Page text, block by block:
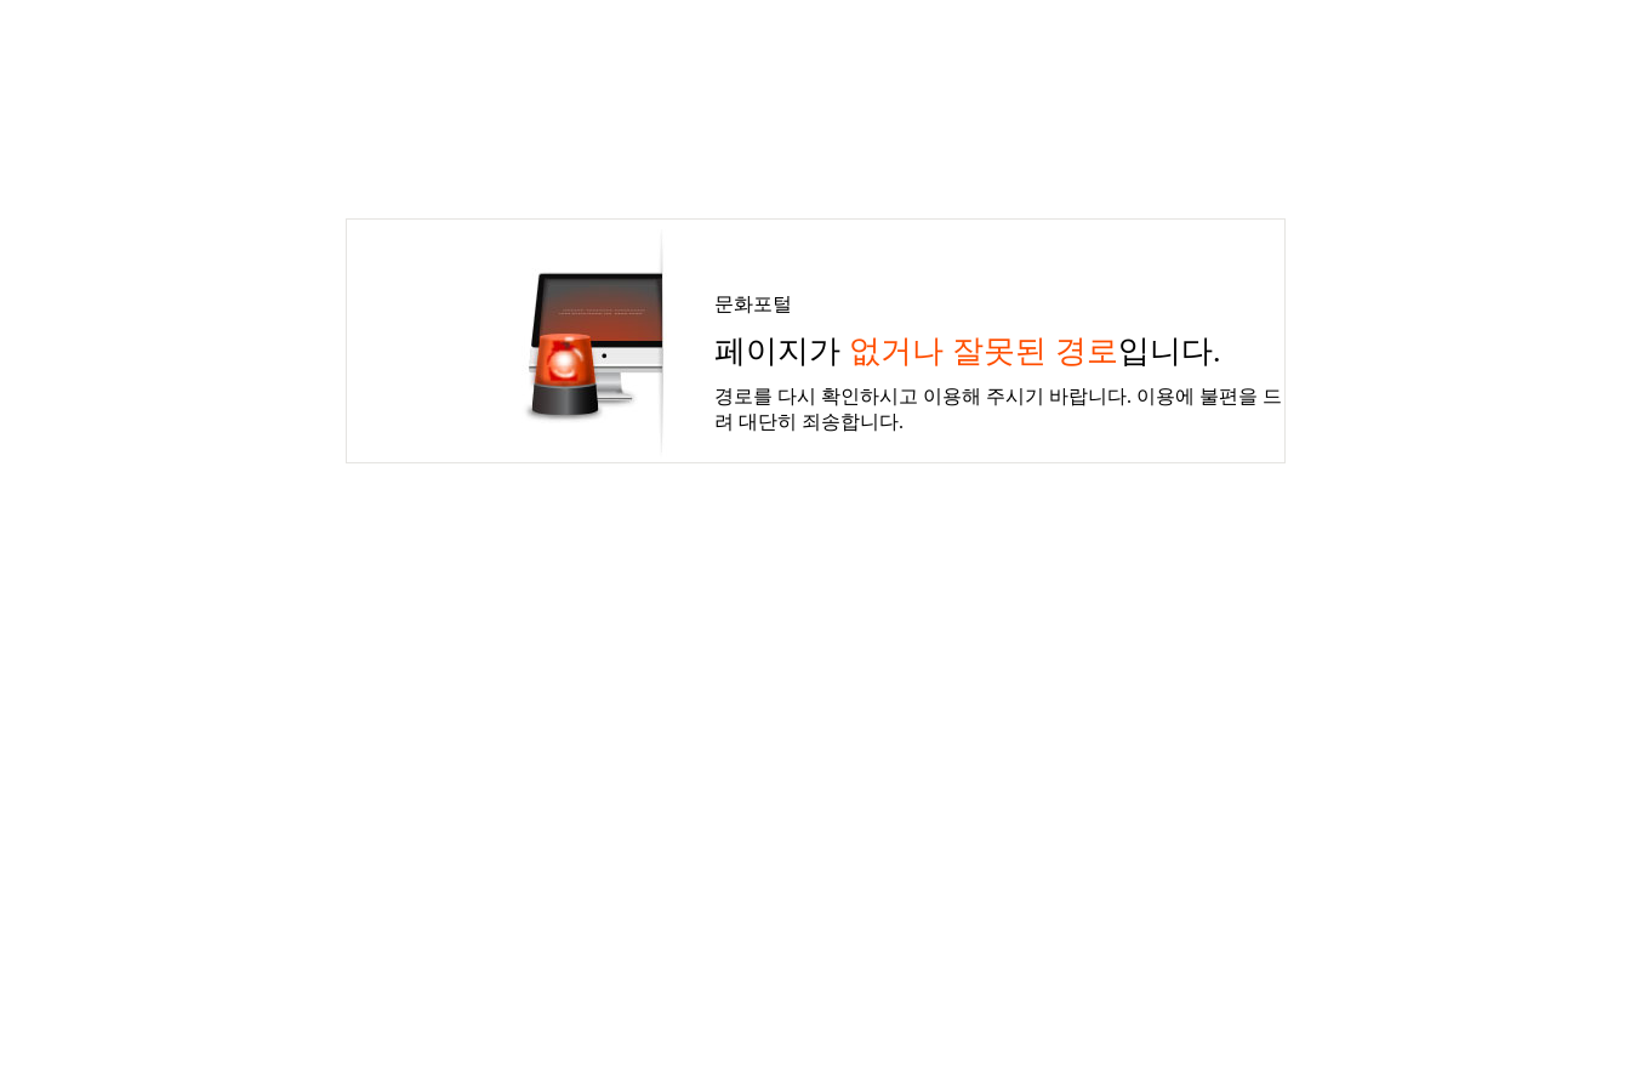
문화포털
페이지가 없거나 잘못된 경로입니다.
경로를 다시 확인하시고 이용해 주시기 바랍니다. 이용에 불편을 드
려 대단히 죄송합니다.